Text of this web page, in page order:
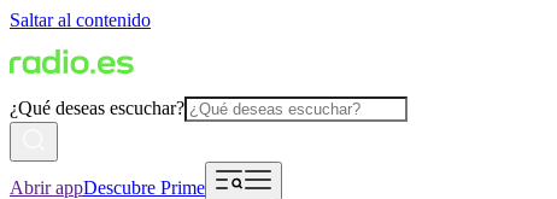
Saltar al contenido
¿Qué deseas escuchar?
Abrir appDescubre Prime